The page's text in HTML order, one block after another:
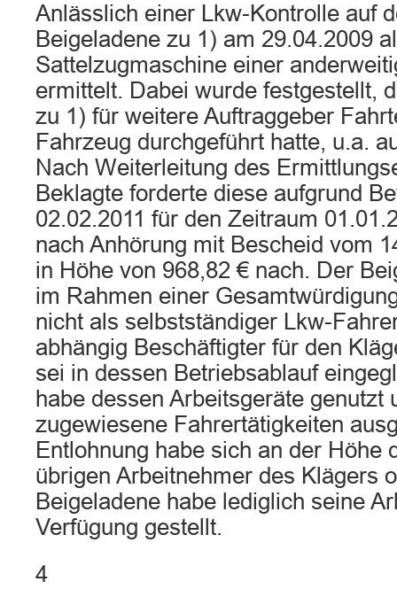
Anlässlich einer Lkw-Kontrolle auf
Beigeladene zu 1) am 29.04.2009
Sattelzugmaschine einer
ermittelt. Dabei wurde festgestellt,
zu 1) für weitere Auftraggeber
Fahrzeug durchgeführt hatte, u.a.
Nach Weiterleitung des
Beklagte forderte diese aufgrund
02.02.2011 für den Zeitraum
nach Anhörung mit Bescheid vom
in Höhe von 968,82 € nach. Der
im Rahmen einer
nicht als selbstständiger Lkw-
abhängig Beschäftigter für den
sei in dessen Betriebsablauf
habe dessen Arbeitsgeräte genutzt
zugewiesene Fahrertätigkeiten
Entlohnung habe sich an der Höhe
übrigen Arbeitnehmer des Klägers
Beigeladene habe lediglich seine
Verfügung gestellt.
4